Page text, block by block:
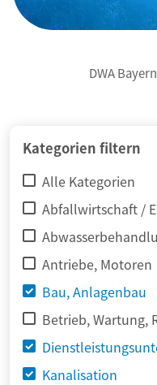
DWA Bayern
Kategorien filtern
Alle Kategorien
Abfallwirtschaft /
Antriebe, Motoren
Bau, Anlagenbau
Betrieb, Wartung,
Kanalisation